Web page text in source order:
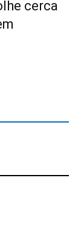
cerca